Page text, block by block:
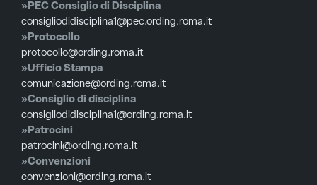
»PEC Consiglio di Disciplina
consigliodidisciplina1@pec.ording.roma.it
»Protocollo
protocollo@ording.roma.it
»Ufficio Stampa
comunicazione@ording.roma.it
»Consiglio di disciplina
consigliodidisciplina1@ording.roma.it
»Patrocini
patrocini@ording.roma.it
»Convenzioni
convenzioni@ording.roma.it